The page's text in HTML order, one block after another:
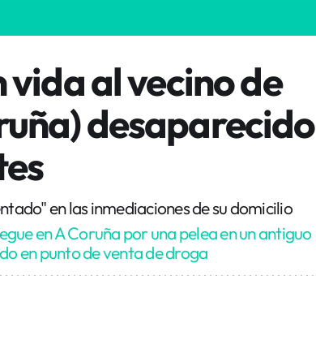
vida al vecino de
desaparecido
en las inmediaciones de su domicilio
en A Coruña por una pelea en un antiguo
en punto de venta de droga